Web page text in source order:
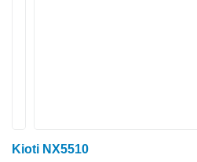
Kioti NX5510